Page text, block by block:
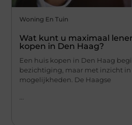
Woning En Tuin
Wat kunt u maximaal
kopen in Den Haag?
Een huis kopen in Den Haag
bezichtiging, maar met inzicht
mogelijkheden. De Haagse